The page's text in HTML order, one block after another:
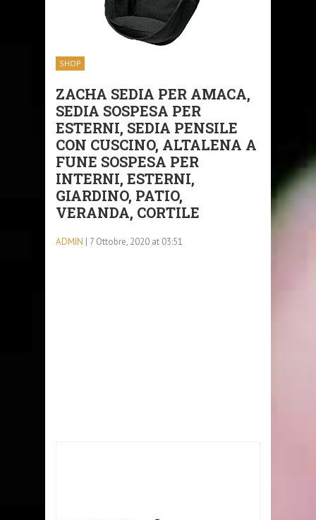
SHOP
ZACHA SEDIA PER AMACA,
SEDIA SOSPESA PER
ESTERNI, SEDIA PENSILE
CON CUSCINO, ALTALENA A
FUNE SOSPESA PER
INTERNI, ESTERNI,
GIARDINO, PATIO,
VERANDA, CORTILE
ADMIN | 7 Ottobre, 2020 at 03:51